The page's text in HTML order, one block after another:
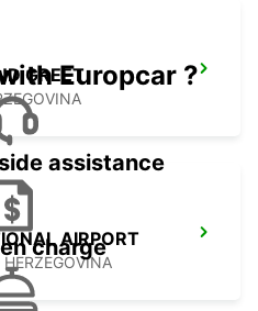
GREET
AIRPORT
Europcar ?
assistance
charge